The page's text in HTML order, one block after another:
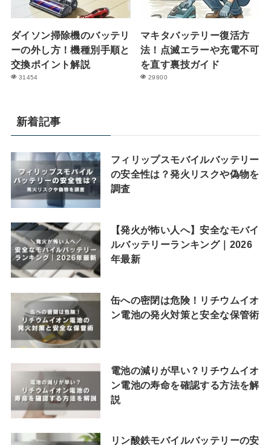
ダイソン掃除機のバッテリ
ーの外し方！機種別手順と
交換ポイント解説
31454
マキタバッテリー復活方
法！点滅エラーや充電不可
を直す裏技ガイド
29800
新着記事
フィリップスモバイルバッテリー
の安全性は？発火リスクや偽物を
調査
【発火が怖い人へ】安全なモバイ
ルバッテリーランキング｜2026
年最新
缶への密閉は危険！リチウムイオ
ン電池の発火対策と安全な保管術
電池の減りが早い？リチウムイオ
ン電池の寿命を確認する方法を解
説
リン酸鉄モバイルバッテリーの安